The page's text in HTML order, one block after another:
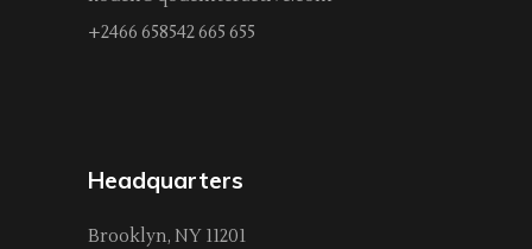
+2466 658542 665 655
Headquarters
Brooklyn, NY 11201